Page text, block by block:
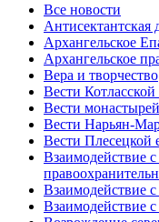
Все новости
Антисектантская
Архангельское
Архангельское
Вера и творчество
Вести
Вести
Вести Нарьян-
Вести Плесецкой
Взаимодействие
Взаимодействие с
Взаимодействие